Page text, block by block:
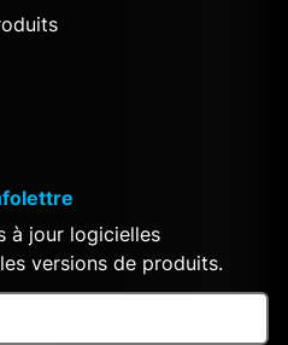
à jour logicielles
versions de produits.